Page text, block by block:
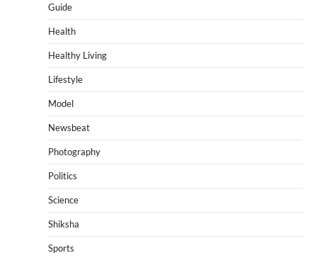
Guide
Health
Healthy Living
Lifestyle
Model
Newsbeat
Photography
Politics
Science
Shiksha
Sports